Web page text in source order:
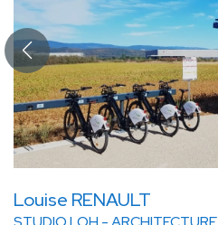
Louise RENAULT